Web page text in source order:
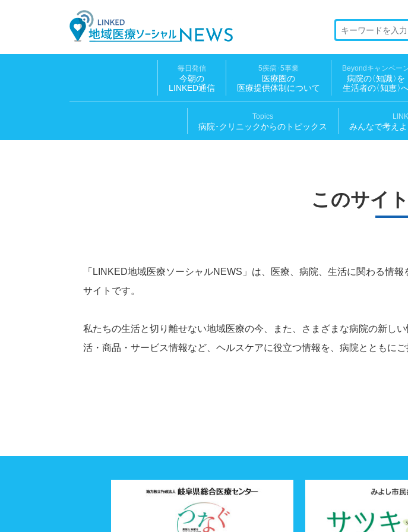
地域医療ソーシャルNEWS
毎日発信
今朝の
LINKED通信
5疾病･5事業
医療圏の
医療提供体制について
Beyondキャンペー
病院の〈知識〉を
生活者の〈知恵〉
Topics
病院･クリニックからのトピックス みんなで考えよ
このサイ
「LINKED地域医療ソーシャルNEWS」は、医療、病院、生活に関わる情
サイトです。
私たちの生活と切り離せない地域医療の今、また、さまざまな病院の新し
活・商品・サービス情報など、ヘルスケアに役立つ情報を、病院とともにご